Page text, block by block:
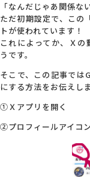
お問い合わせ
「なんだじゃあ関係な
ただ初期設定で、この
トが使われています！
これによってか、Ｘ
うです。
そこで、この記事では
にする方法をお伝えし
①Ｘアプリを開く
②プロフィールアイコ